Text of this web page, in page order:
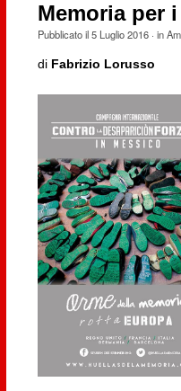
Memoria per
Pubblicato il5 Luglio 2016· in
di Fabrizio Lorusso